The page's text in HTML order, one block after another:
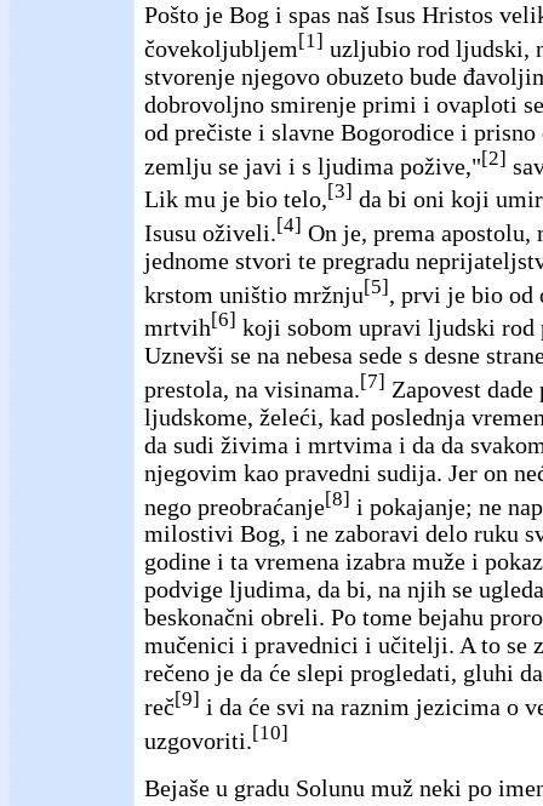
Pošto je Bog i spas naš Isus Hristos
čovekoljubljem[1] uzljubio rod ljudski,
stvorenje njegovo obuzeto bude
dobrovoljno smirenje primi i ovaploti
od prečiste i slavne Bogorodice i
zemlju se javi i s ljudima požive,"[2]
Lik mu je bio telo,[3] da bi oni koji
Isusu oživeli.[4] On je, prema
jednome stvori te pregradu
krstom uništio mržnju[5], prvi je bio od
mrtvih[6] koji sobom upravi ljudski rod
Uznevši se na nebesa sede s desne
prestola, na visinama.[7] Zapovest
ljudskome, želeći, kad poslednja
da sudi živima i mrtvima i da da
njegovim kao pravedni sudija. Jer on
nego preobraćanje[8] i pokajanje; ne
milostivi Bog, i ne zaboravi delo ruku
godine i ta vremena izabra muže i
podvige ljudima, da bi, na njih se
beskonačni obreli. Po tome bejahu
mučenici i pravednici i učitelji. A to se
rečeno je da će slepi progledati, gluhi
reč[9] i da će svi na raznim jezicima o
uzgovoriti.[10]
Bejaše u gradu Solunu muž neki po